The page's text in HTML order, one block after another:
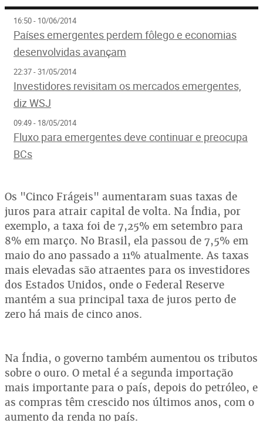
16:50 - 10/06/2014
Países emergentes perdem fôlego e economias
desenvolvidas avançam
22:37 - 31/05/2014
Investidores revisitam os mercados emergentes,
diz WSJ
09:49 - 18/05/2014
Fluxo para emergentes deve continuar e preocupa
BCs
Os "Cinco Frágeis" aumentaram suas taxas de
juros para atrair capital de volta. Na Índia, por
exemplo, a taxa foi de 7,25% em setembro para
8% em março. No Brasil, ela passou de 7,5% em
maio do ano passado a 11% atualmente. As taxas
mais elevadas são atraentes para os investidores
dos Estados Unidos, onde o Federal Reserve
mantém a sua principal taxa de juros perto de
zero há mais de cinco anos.
Na Índia, o governo também aumentou os tributos
sobre o ouro. O metal é a segunda importação
mais importante para o país, depois do petróleo, e
as compras têm crescido nos últimos anos, com o
aumento da renda no país.